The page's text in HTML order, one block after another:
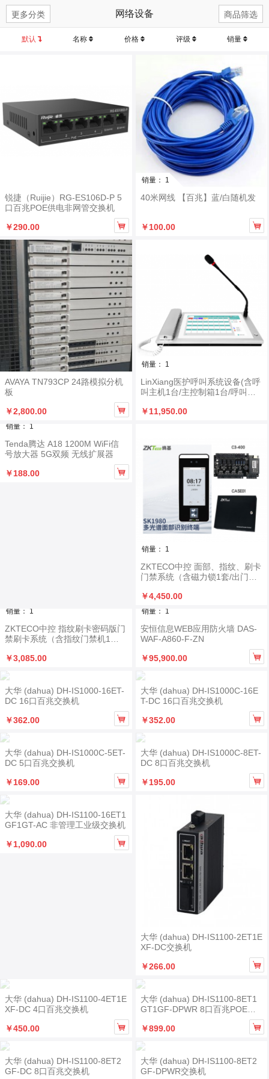
商品筛选
网络设备
更多分类
默认 名称 价格 评级 销量
锐捷（Ruijie）RG-ES106D-P 5
口百兆POE供电非网管交换机
￥290.00

销量： 1
40米网线 【百兆】蓝/白随机发
￥100.00 
AVAYA TN793CP 24路模拟分机
板
￥2,800.00

销量： 1
LinXiang医护呼叫系统设备(含呼
叫主机1台/主控制箱1台/呼叫分
￥11,950.00
销量： 1
Tenda腾达 A18 1200M WiFi信
号放大器 5G双频 无线扩展器
￥188.00

销量： 1
ZKTECO中控 面部、指纹、刷卡
门禁系统（含磁力锁1套/出门按
纹、刷卡门禁机1台/电源插座1
套/无线遥控1套）
￥4,450.00
销量： 1
ZKTECO中控 指纹刷卡密码版门
禁刷卡系统（含指纹门禁机1台/
钮1套/电源插座1套）
￥3,085.00
销量： 1
安恒信息WEB应用防火墙 DAS-
WAF-A860-F-ZN
￥95,900.00

大华 (dahua) DH-IS1000-16ET-
DC 16口百兆交换机
￥362.00

大华 (dahua) DH-IS1000C-16E
T-DC 16口百兆交换机
￥352.00

大华 (dahua) DH-IS1000C-5ET-
DC 5口百兆交换机
￥169.00

大华 (dahua) DH-IS1000C-8ET-
DC 8口百兆交换机
￥195.00

大华 (dahua) DH-IS1100-16ET1
GF1GT-AC 非管理工业级交换机
￥1,090.00

大华 (dahua) DH-IS1100-2ET1E
XF-DC交换机
￥266.00

大华 (dahua) DH-IS1100-4ET1E
XF-DC 4口百兆交换机
￥450.00

大华 (dahua) DH-IS1100-8ET1
GT1GF-DPWR 8口百兆POE交
￥899.00

大华 (dahua) DH-IS1100-8ET2
GF-DC 8口百兆交换机
大华 (dahua) DH-IS1100-8ET2
GF-DPWR交换机